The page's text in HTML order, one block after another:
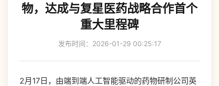
物，达成与复星医药战略合作首个
重大里程碑
发布时间：2026-01-29 00:25:17
2月17日，由端到端人工智能驱动的药物研制公司英